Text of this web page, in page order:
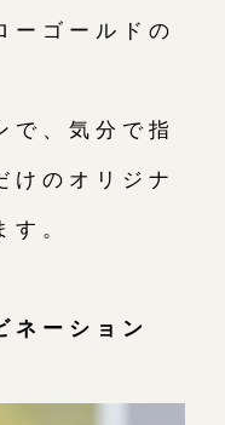
ーゴールドの
で、気分で指
けのオリジナ
。
ネーション